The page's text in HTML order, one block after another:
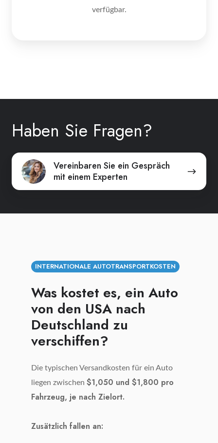
verfügbar.
Haben Sie Fragen?
Vereinbaren Sie ein Gespräch
mit einem Experten
Vereinbaren
Sie
ein
INTERNATIONALE AUTOTRANSPORTKOSTEN
Was kostet es, ein Auto
von den USA nach
Deutschland zu
verschiffen?
Die typischen Versandkosten für ein Auto
liegen zwischen $1,050 und $1,800 pro
Fahrzeug, je nach Zielort.
Zusätzlich fallen an: